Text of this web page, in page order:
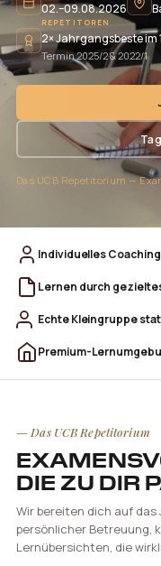
02.–09.08.2026
REPETITOREN
2× Jahrgangsbeste im
Termin 2025/2 & 2022/1
Das UCB Repetitorium —
Individuelles
Lernen durch
Echte Kleingruppe
Premium-
— Das UCB Repetitorium
DIE ZU DIR
Wir bereiten dich auf
persönlicher Betreuung,
Lernübersichten, die